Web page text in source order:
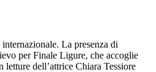
La presenza di
per Finale Ligure, che accoglie
dell’attrice Chiara Tessiore